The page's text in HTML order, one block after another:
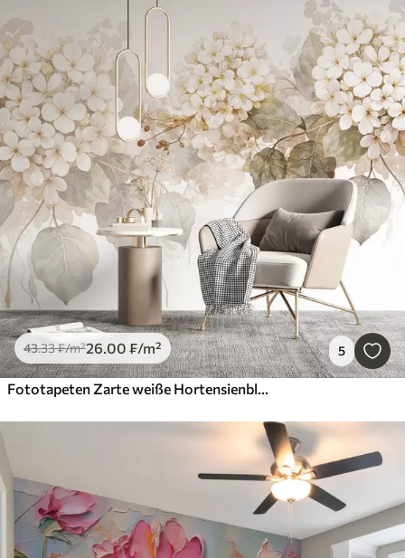
43.33₣/m²26.00 ₣/m² 5
Fototapeten Zarte weiße Hortensienblüten mit zartgrünen Blättern vor einem hellen Hintergrund